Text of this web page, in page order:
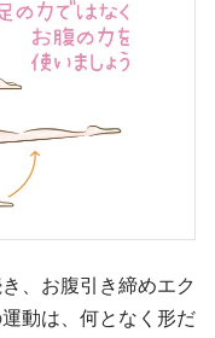
、お腹引き締めエク
動は、何となく形だ